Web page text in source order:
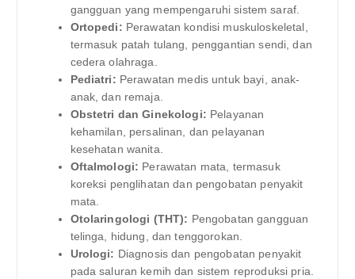
gangguan yang mempengaruhi sistem saraf.
Ortopedi: Perawatan kondisi muskuloskeletal,
termasuk patah tulang, penggantian sendi, dan
cedera olahraga.
Pediatri: Perawatan medis untuk bayi, anak-
anak, dan remaja.
Obstetri dan Ginekologi: Pelayanan
kehamilan, persalinan, dan pelayanan
kesehatan wanita.
Oftalmologi: Perawatan mata, termasuk
koreksi penglihatan dan pengobatan penyakit
mata.
Otolaringologi (THT): Pengobatan gangguan
telinga, hidung, dan tenggorokan.
Urologi: Diagnosis dan pengobatan penyakit
pada saluran kemih dan sistem reproduksi pria.